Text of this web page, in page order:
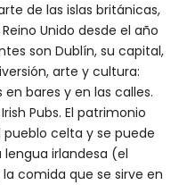
de las islas británicas,
Unido desde el año
son Dublín, su capital,
arte y cultura:
bares y en las calles.
Pubs. El patrimonio
celta y se puede
irlandesa (el
comida que se sirve en